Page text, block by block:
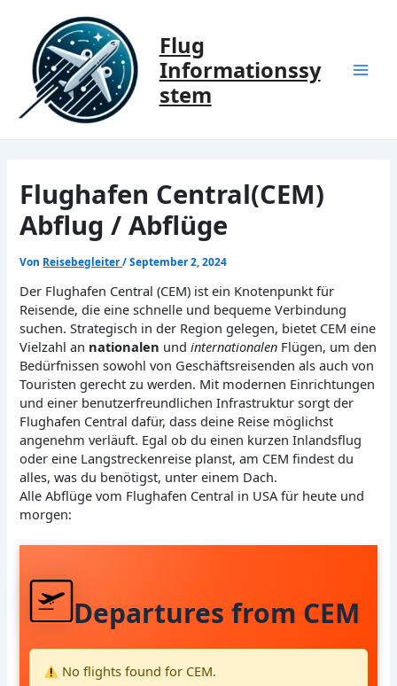
springen
Flug
Informationssy
stem
Flughafen Central(CEM)
Abflug / Abflüge
Von Reisebegleiter/September 2, 2024
Der Flughafen Central (CEM) ist ein Knotenpunkt für
Reisende, die eine schnelle und bequeme Verbindung
suchen. Strategisch in der Region gelegen, bietet CEM eine
Vielzahl an nationalen undinternationalen Flügen, um den
Bedürfnissen sowohl von Geschäftsreisenden als auch von
Touristen gerecht zu werden. Mit modernen Einrichtungen
und einer benutzerfreundlichen Infrastruktur sorgt der
Flughafen Central dafür, dass deine Reise möglichst
angenehm verläuft. Egal ob du einen kurzen Inlandsflug
oder eine Langstreckenreise planst, am CEM findest du
alles, was du benötigst, unter einem Dach.
Alle Abflüge vom Flughafen Central in USA für heute und
morgen:
Departures from CEM
No flights found for CEM.